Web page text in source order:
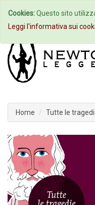
Home
Home Tutte le
Cookies:Questo sito
Leggi l'informativa sui